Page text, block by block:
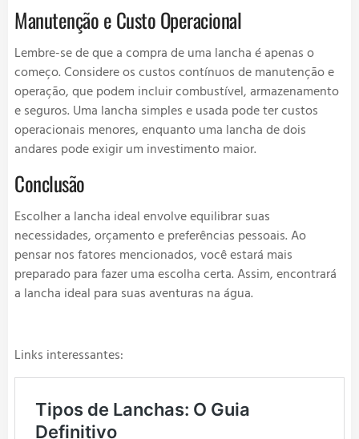
Manutenção e Custo Operacional
Lembre-se de que a compra de uma lancha é apenas o
começo. Considere os custos contínuos de manutenção e
operação, que podem incluir combustível, armazenamento
e seguros. Uma lancha simples e usada pode ter custos
operacionais menores, enquanto uma lancha de dois
andares pode exigir um investimento maior.
Conclusão
Escolher a lancha ideal envolve equilibrar suas
necessidades, orçamento e preferências pessoais. Ao
pensar nos fatores mencionados, você estará mais
preparado para fazer uma escolha certa. Assim, encontrará
a lancha ideal para suas aventuras na água.
Links interessantes: